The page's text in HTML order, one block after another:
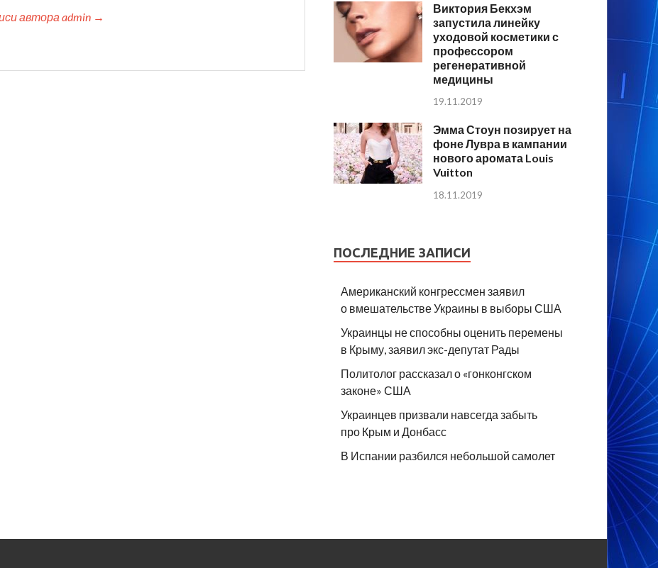
автора admin →
Виктория Бекхэм
запустила линейку
уходовой косметики с
профессором
регенеративной
медицины
19.11.2019
Эмма Стоун позирует на
фоне Лувра в кампании
нового аромата Louis
Vuitton
18.11.2019
ПОСЛЕДНИЕ ЗАПИСИ
Американский конгрессмен заявил
о вмешательстве Украины в выборы США
Украинцы не способны оценить перемены
в Крыму, заявил экс-депутат Рады
Политолог рассказал о «гонконгском
законе» США
Украинцев призвали навсегда забыть
про Крым и Донбасс
В Испании разбился небольшой самолет